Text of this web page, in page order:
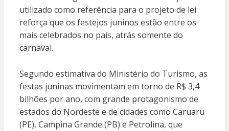
utilizado como referência para o projeto de lei
reforça que os festejos juninos estão entre os
mais celebrados no país, atrás somente do
carnaval.
Segundo estimativa do Ministério do Turismo, as
festas juninas movimentam em torno de R$ 3,4
bilhões por ano, com grande protagonismo de
estados do Nordeste e de cidades como Caruaru
(PE), Campina Grande (PB) e Petrolina, que